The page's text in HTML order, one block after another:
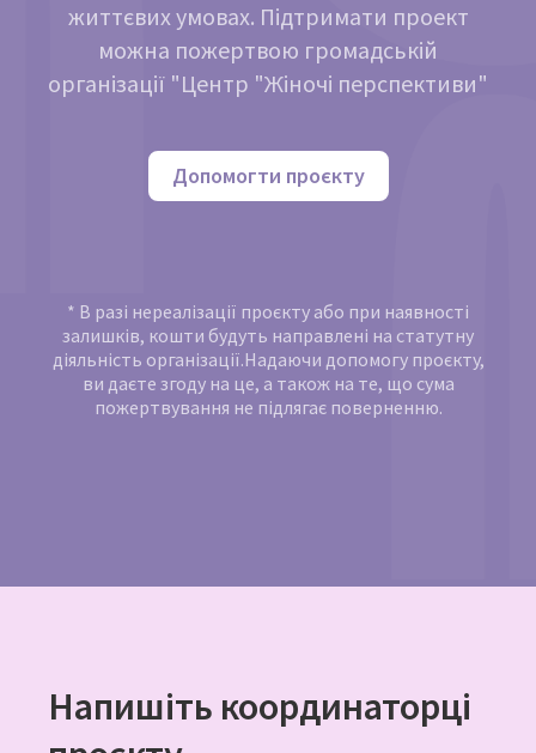
життєвих умовах. Підтримати проект
можна пожертвою громадській
організації "Центр "Жіночі перспективи"
Допомогти проєкту
* В разі нереалізації проєкту або при наявності
залишків, кошти будуть направлені на статутну
діяльність організації.Надаючи допомогу проєкту,
ви даєте згоду на це, а також на те, що сума
пожертвування не підлягає поверненню.
Напишіть координаторці